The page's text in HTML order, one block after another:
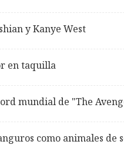
y Kanye West
en taquilla
mundial de "The
como animales de